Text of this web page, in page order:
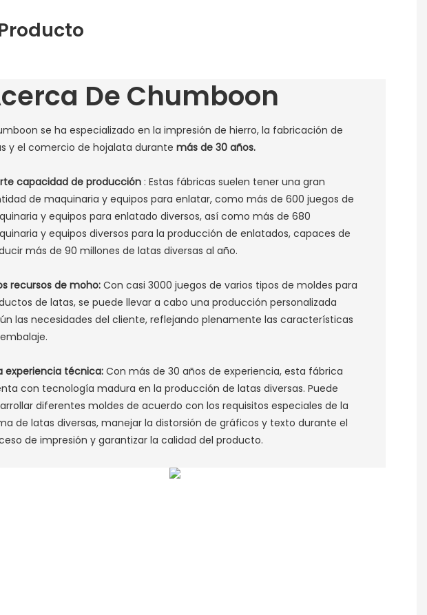
De Chumboon
se ha especializado en la impresión de hierro, la fabricación de
y el comercio de hojalata durante más de 30 años.
capacidad de producción : Estas fábricas suelen tener una gran
de maquinaria y equipos para enlatar, como más de 600 juegos de
y equipos para enlatado diversos, así como más de 680
y equipos diversos para la producción de enlatados, capaces de
más de 90 millones de latas diversas al año.
recursos de moho:Con casi 3000 juegos de varios tipos de moldes para
de latas, se puede llevar a cabo una producción personalizada
las necesidades del cliente, reflejando plenamente las características
experiencia técnica:Con más de 30 años de experiencia, esta fábrica
con tecnología madura en la producción de latas diversas. Puede
diferentes moldes de acuerdo con los requisitos especiales de la
de latas diversas, manejar la distorsión de gráficos y texto durante el
de impresión y garantizar la calidad del producto.